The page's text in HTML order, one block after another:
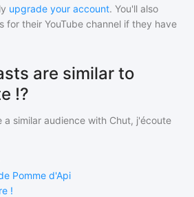
upgrade your account. You'll also
for their YouTube channel if they have
are similar to
!?
a similar audience with Chut, j'écoute
Pomme d'Api
!